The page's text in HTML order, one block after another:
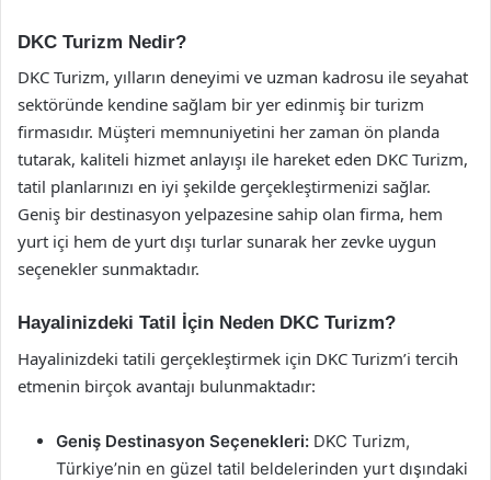
DKC Turizm Nedir?
DKC Turizm, yılların deneyimi ve uzman kadrosu ile seyahat
sektöründe kendine sağlam bir yer edinmiş bir turizm
firmasıdır. Müşteri memnuniyetini her zaman ön planda
tutarak, kaliteli hizmet anlayışı ile hareket eden DKC Turizm,
tatil planlarınızı en iyi şekilde gerçekleştirmenizi sağlar.
Geniş bir destinasyon yelpazesine sahip olan firma, hem
yurt içi hem de yurt dışı turlar sunarak her zevke uygun
seçenekler sunmaktadır.
Hayalinizdeki Tatil İçin Neden DKC Turizm?
Hayalinizdeki tatili gerçekleştirmek için DKC Turizm’i tercih
etmenin birçok avantajı bulunmaktadır:
Geniş Destinasyon Seçenekleri: DKC Turizm,
Türkiye’nin en güzel tatil beldelerinden yurt dışındaki